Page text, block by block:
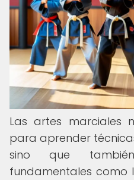
Las artes marciales
para aprender
sino que
fundamentales como